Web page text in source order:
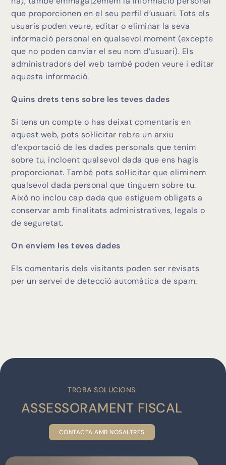
que proporcionen en el seu perfil d’usuari. Tots els
usuaris poden veure, editar o eliminar la seva
informació personal en qualsevol moment (excepte
que no poden canviar el seu nom d’usuari). Els
administradors del web també poden veure i editar
aquesta informació.
Quins drets tens sobre les teves dades
Si tens un compte o has deixat comentaris en
aquest web, pots sol·licitar rebre un arxiu
d’exportació de les dades personals que tenim
sobre tu, incloent qualsevol dada que ens hagis
proporcionat. També pots sol·licitar que eliminem
qualsevol dada personal que tinguem sobre tu.
Això no inclou cap dada que estiguem obligats a
conservar amb finalitats administratives, legals o
de seguretat.
On enviem les teves dades
Els comentaris dels visitants poden ser revisats
per un servei de detecció automàtica de spam.
TROBA SOLUCIONS
ASSESSORAMENT FISCAL
CONTACTA AMB NOSALTRES